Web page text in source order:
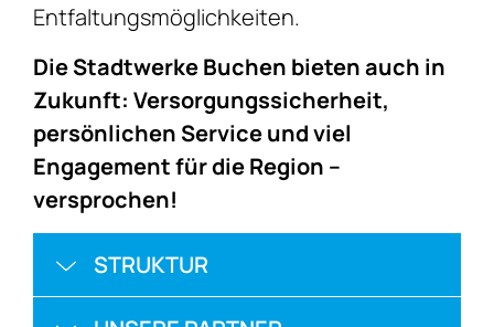
Entfaltungsmöglichkeiten.
Die Stadtwerke Buchen bieten auch in
Zukunft: Versorgungssicherheit,
persönlichen Service und viel
Engagement für die Region –
versprochen!
STRUKTUR